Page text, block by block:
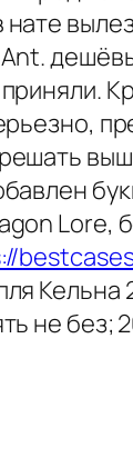
Lore,
Кельна
не без;